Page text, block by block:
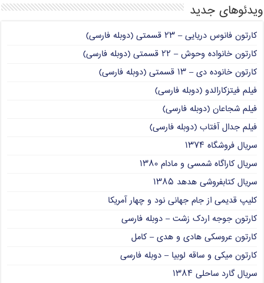
ویدئوهای جدید
کارتون فانوس دریایی – ۲۳ قسمتی (دوبله فارسی)
کارتون خانواده وحوش – ۲۲ قسمتی (دوبله فارسی)
کارتون خانوده دی – ۱۳ قسمتی (دوبله فارسی)
فیلم فیتزکارالدو (دوبله فارسی)
فیلم شجاعان (دوبله فارسی)
فیلم جدال آفتاب (دوبله فارسی)
سریال فروشگاه ۱۳۷۴
سریال کاراگاه شمسی و مادام ۱۳۸۰
سریال کتابفروشی هدهد ۱۳۸۵
کلیپ قدیمی از جام جهانی نود و چهار آمریکا
کارتون جوجه اردک زشت – دوبله فارسی
کارتون عروسکی هادی و هدی – کامل
کارتون میکی و ساقه لوبیا – دوبله فارسی
سریال گارد ساحلی ۱۳۸۴